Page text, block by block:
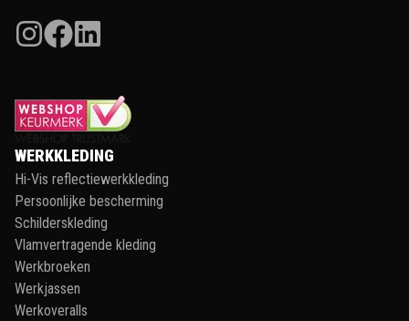
WERKKLEDING
Hi-Vis reflectiewerkkleding
Persoonlijke bescherming
Schilderskleding
Vlamvertragende kleding
Werkbroeken
Werkjassen
Werkoveralls